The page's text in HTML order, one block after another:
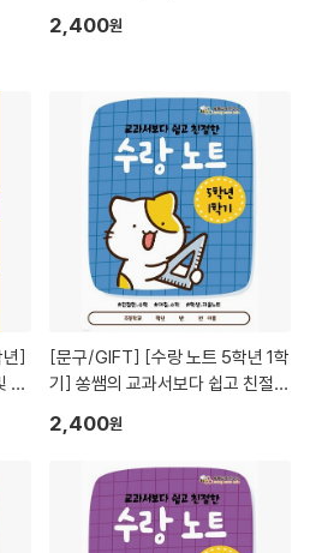
쌤교육연구소
2,400원
교
[문구/GIFT]
기] 쏭쌤의 교과서보다 쉽고 친절한
육연구소
2,400원